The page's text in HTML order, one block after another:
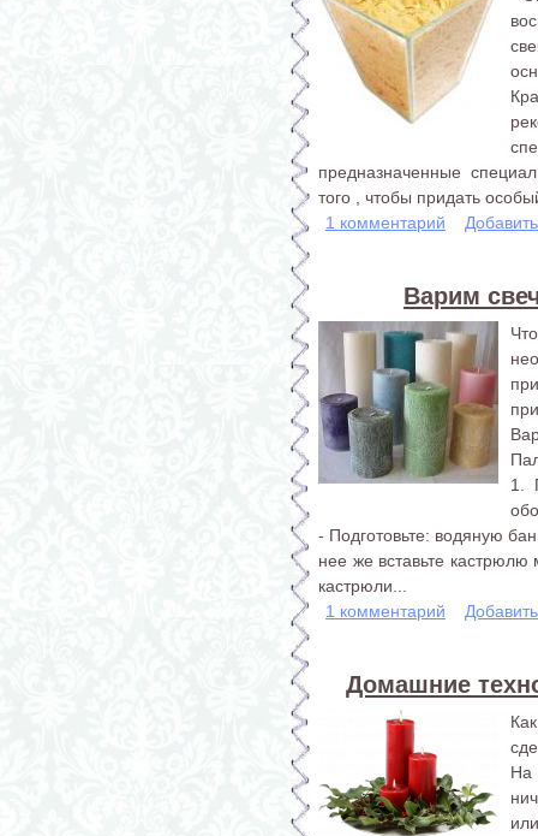
предназначенные
того , чтобы придать
1 комментарий
Варим
1.
- Подготовьте: водяную
нее же вставьте
кастрюли...
1 комментарий
Домашние
На